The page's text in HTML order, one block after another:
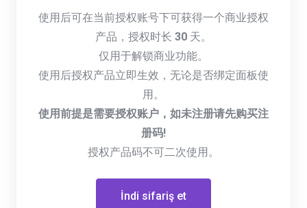
使用后可在当前授权账号下可获得一个商业授权
产品，授权时长 30 天。
仅用于解锁商业功能。
使用后授权产品立即生效，无论是否绑定面板使
用。
使用前提是需要授权账户，如未注册请先购买注
册码!
授权产品码不可二次使用。
İndi sifariş et